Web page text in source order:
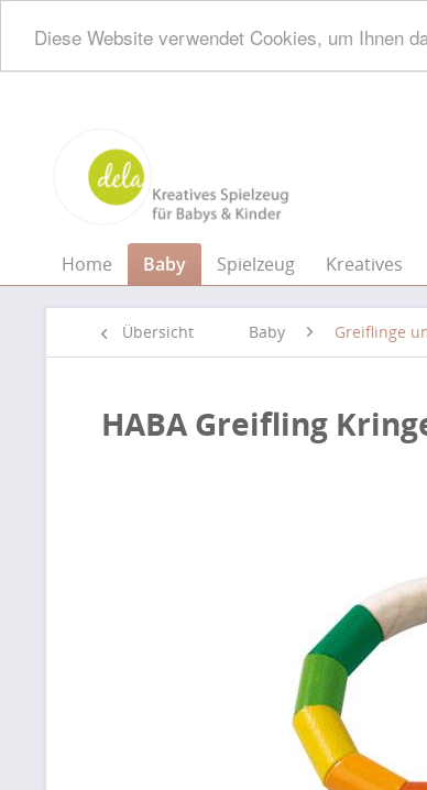
Diese Website verwendet Cookies, um Ihnen
Home Baby Spielzeug Kreatives
Übersicht Baby Greiflinge
HABA Greifling